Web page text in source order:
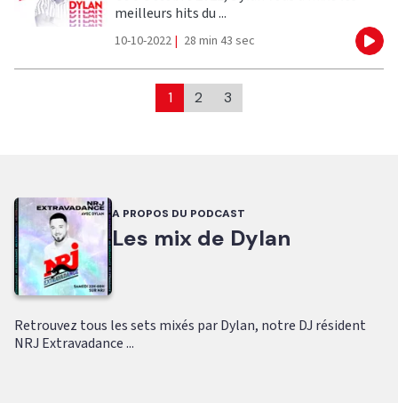
meilleurs hits du ...
10-10-2022 | 28 min 43 sec
1 2 3
A PROPOS DU PODCAST
Les mix de Dylan
Retrouvez tous les sets mixés par Dylan, notre DJ résident
NRJ Extravadance ...